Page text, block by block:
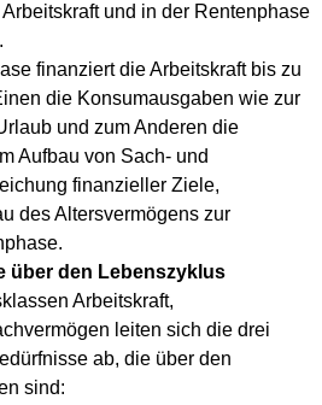
und in der Rentenphase
finanziert die Arbeitskraft bis zu
die Konsumausgaben wie zur
und zum Anderen die
Aufbau von Sach- und
finanzieller Ziele,
des Altersvermögens zur
über den Lebenszyklus
Arbeitskraft,
leiten sich die drei
ab, die über den
sind: